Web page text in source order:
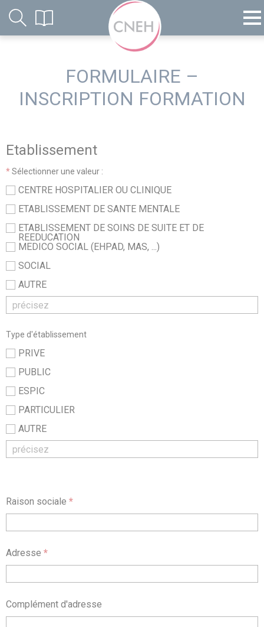
FORMULAIRE –
INSCRIPTION FORMATION
Etablissement
*Sélectionner une valeur :
CENTRE HOSPITALIER OU CLINIQUE
ETABLISSEMENT DE SANTE MENTALE
ETABLISSEMENT DE SOINS DE SUITE ET DE
REEDUCATION
MEDICO SOCIAL (EHPAD, MAS, ...)
SOCIAL
AUTRE
Type d'établissement
PRIVE
PUBLIC
ESPIC
PARTICULIER
AUTRE
Raison sociale *
Adresse *
Complément d'adresse